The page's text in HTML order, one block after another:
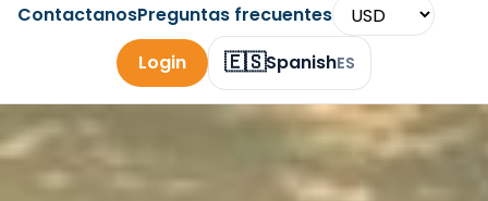
ContactanosPreguntas frecuentes
🇪🇸SpanishES
Login